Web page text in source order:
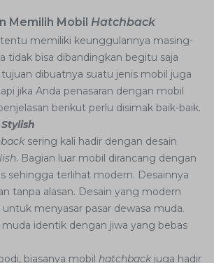
Memilih Mobil Hatchback
memiliki keunggulannya masing-
tidak bisa dibandingkan begitu saja
dibuatnya suatu jenis mobil juga
jika Anda penasaran dengan mobil
berikut perlu disimak baik-baik.
Stylish
sering kali hadir dengan desain
. Bagian luar mobil dirancang dengan
sehingga terlihat modern. Desainnya
tanpa alasan. Desain yang modern
menyasar pasar dewasa muda.
muda identik dengan jiwa yang bebas
biasanya mobil hatchback juga hadir